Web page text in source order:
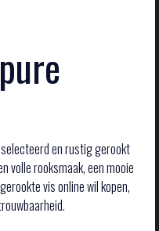
en rustig gerookt
volle rooksmaak, een mooie
vis online wil kopen,